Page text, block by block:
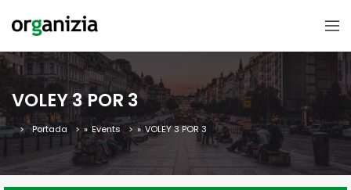
VOLEY 3 POR 3
Portada » Events » VOLEY 3 POR 3